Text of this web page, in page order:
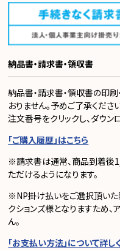
納品書・請求書・領収書
納品書・請求書・領収書の印刷
おりません。予めご了承くだ
注文番号をクリックし、ダウン
「ご購入履歴」はこちら
※請求書は通常、商品到着後
ただけるようになります。
※NP掛け払いをご選択頂い
クションズ様となりますため
ん。
「お支払い方法」について詳し